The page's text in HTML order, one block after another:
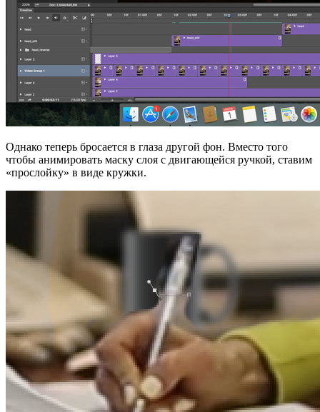
Однако теперь бросается в глаза другой фон. Вместо того
чтобы анимировать маску слоя с двигающейся ручкой, ставим
«прослойку» в виде кружки.